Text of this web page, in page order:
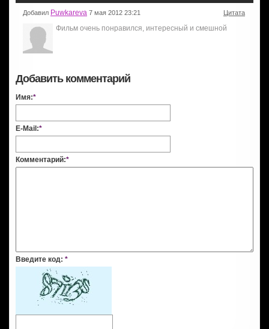
Добавил Puwkareva 7 мая 2012 23:21 Цитата
Фильм очень понравился, интересный и смешной
Добавить комментарий
Имя:*
E-Mail:*
Комментарий:*
Введите код: *